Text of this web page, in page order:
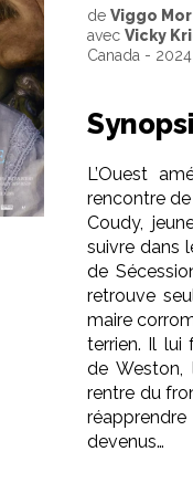
de Viggo
avec Vicky
Canada -
L’Ouest
rencontre
Coudy,
suivre dans
de
retrouve
maire
terrien. Il lui
de Weston,
rentre du
devenus…